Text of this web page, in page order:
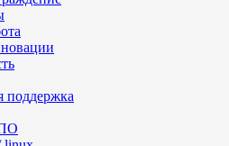
поддержка